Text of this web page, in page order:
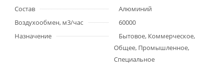
Состав
Алюминий
Воздухообмен, м3/час
60000
Назначение
Бытовое, Коммерческое,
Общее, Промышленное,
Специальное